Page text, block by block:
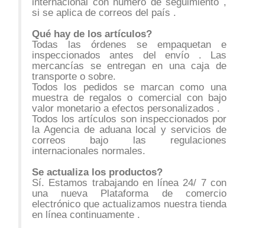
si se aplica de correos del país .
Qué hay de los artículos?
Todas las órdenes se empaquetan e
inspeccionados antes del envío . Las
mercancías se entregan en una caja de
transporte o sobre.
Todos los pedidos se marcan como una
muestra de regalos o comercial con bajo
valor monetario a efectos personalizados .
Todos los artículos son inspeccionados por
la Agencia de aduana local y servicios de
correos bajo las regulaciones
internacionales normales.
Se actualiza los productos?
Sí. Estamos trabajando en línea 24/ 7 con
una nueva Plataforma de comercio
electrónico que actualizamos nuestra tienda
en línea continuamente .